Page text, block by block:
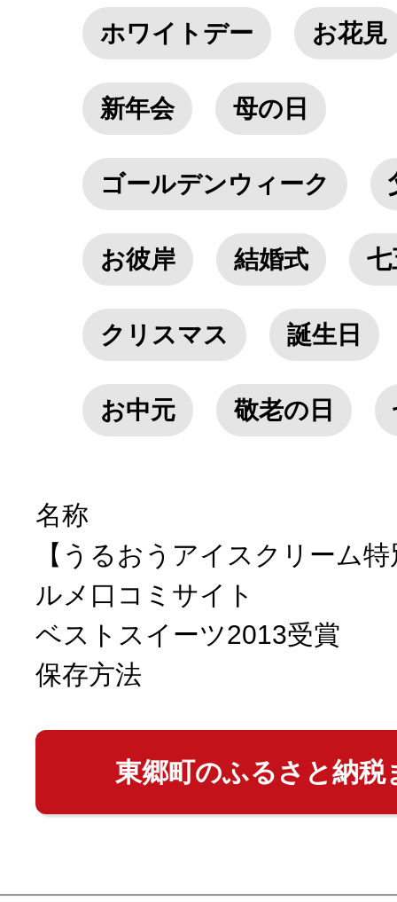
問い合わせ
ホワイトデー お花見
新年会 母の日
ゴールデンウィーク
お彼岸 結婚式 七
クリスマス 誕生日
お中元 敬老の日
名称
【うるおうアイスクリーム
ルメ口コミサイト
ベストスイーツ2013受賞
保存方法
東郷町のふるさと納税